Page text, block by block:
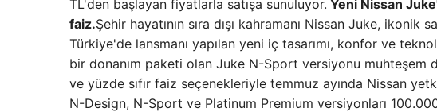
TL'den başlayan fiyatlarla satışa sunuluyor. Yeni Nissan
faiz.Şehir hayatının sıra dışı kahramanı Nissan Juke, ikonik
Türkiye'de lansmanı yapılan yeni iç tasarımı, konfor ve
bir donanım paketi olan Juke N-Sport versiyonu muhteşem
ve yüzde sıfır faiz seçenekleriyle temmuz ayında Nissan
N-Design, N-Sport ve Platinum Premium versiyonları